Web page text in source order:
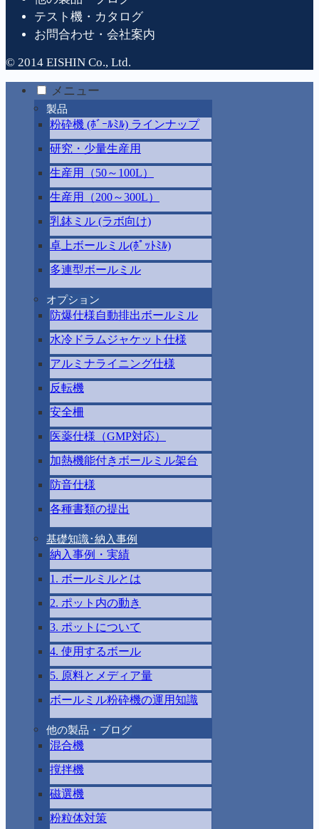
テスト機・カタログ
お問合わせ・会社案内
© 2014 EISHIN Co., Ltd.
メニュー
製品
粉砕機 (ﾎﾞｰﾙﾐﾙ) ラインナップ
研究・少量生産用
生産用（50～100L）
生産用（200～300L）
乳鉢ミル (ラボ向け)
卓上ボールミル(ﾎﾟｯﾄﾐﾙ)
多連型ボールミル
オプション
防爆仕様自動排出ボールミル
水冷ドラムジャケット仕様
アルミナライニング仕様
反転機
安全柵
医薬仕様（GMP対応）
加熱機能付きボールミル架台
防音仕様
各種書類の提出
基礎知識･納入事例
納入事例・実績
1. ボールミルとは
2. ポット内の動き
3. ポットについて
4. 使用するボール
5. 原料とメディア量
ボールミル粉砕機の運用知識
他の製品・ブログ
混合機
撹拌機
磁選機
粉粒体対策